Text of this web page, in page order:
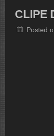
CLIPE
Posted